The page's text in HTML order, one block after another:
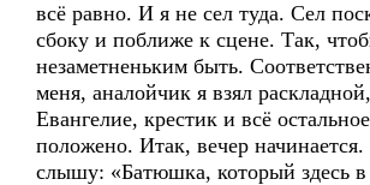
всё равно. И я не сел туда. Сел
сбоку и поближе к сцене. Так,
незаметненьким быть.
меня, аналойчик я взял раскладной,
Евангелие, крестик и всё
положено. Итак, вечер
слышу: «Батюшка, который здесь в